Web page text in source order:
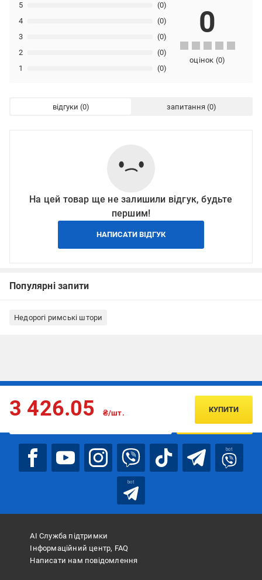
1 (0)
2 (0)
3 (0)
4 (0)
5 (0)
0
оцінок (0)
відгуки запитання
На цей товар ще не залишили відгук, будьте
першим!
НАПИСАТИ ВІДГУК
Популярні запити
Недорогі римські штори
3 426.05 ₴/шт. КУПИТИ
Підписуйтесь, щоб дізнаватись першим про акції та пропозиції
ПІДПИСАТИСЯ
bot
bot
АІ Служба підтримки
Інформаційний центр, FAQ
Написати нам повідомлення